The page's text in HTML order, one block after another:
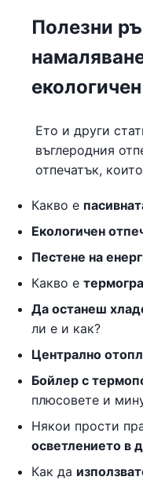
Полезни
Ето и други
въглеродния
отпечатък,
Какво е
Екологичен
Пестене на
Какво е
Да останеш
ли е и как?
Централно
Бойлер с
плюсовете и
Някои прости
осветлението в
Как да